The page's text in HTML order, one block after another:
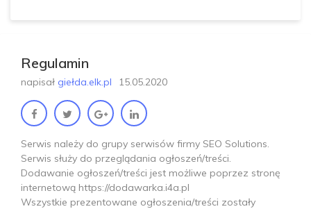
Regulamin
napisał giełda.elk.pl 15.05.2020
Serwis należy do grupy serwisów frmy SEO Solutions.
Serwis służy do przeglądania ogłoszeń/treści.
Dodawanie ogłoszeń/treści jest możliwe poprzez stronę
internetową https://dodawarka.i4a.pl
Wszystkie prezentowane ogłoszenia/treści zostały